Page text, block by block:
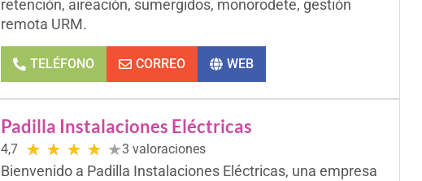
retención, aireación, sumergidos, monorodete, gestión
remota URM.
TELÉFONO CORREO WEB
Padilla Instalaciones Eléctricas
4,7 ★ ★ ★ ★ ★3 valoraciones
Bienvenido a Padilla Instalaciones Eléctricas, una empresa